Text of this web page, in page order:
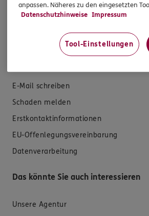
Versicherungen für den privaten Bedarf
Versicherungen für Geschäftskunden
Hilfe & Services
E-Mail schreiben
Schaden melden
Erstkontaktinformationen
EU-Offenlegungsvereinbarung
Datenverarbeitung
Das könnte Sie auch interessieren
Unsere Agentur
anpassen. Näheres zu den eingesetzten
Datenschutzhinweise Impressum
Tool-Einstellungen